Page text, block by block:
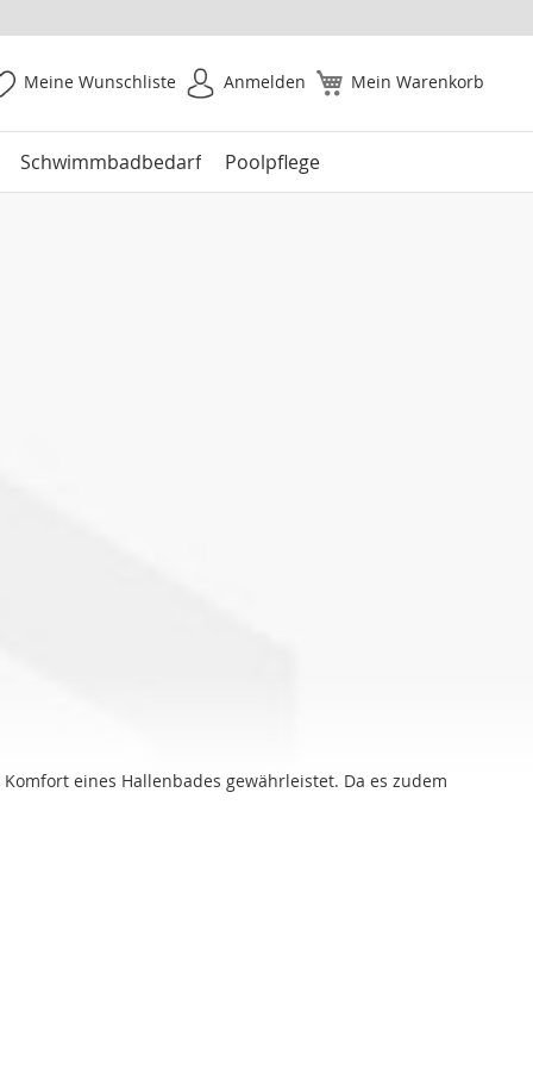
Mein Warenkorb
Meine Wunschliste Anmelden
Schwimmbadbedarf Poolpflege
eines Hallenbades gewährleistet. Da es zudem